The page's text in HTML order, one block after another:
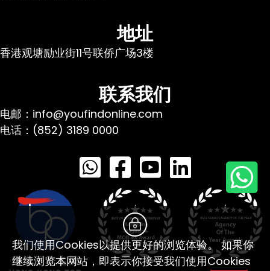
地址
香港观塘励业街11号联侨广场3楼
联系我们
电邮：info@youfindonline.com
电话：(852) 3189 0000
我们使用Cookies以提供更好的浏览体验。 如果你
继续浏览本网站，即表示你接受我们使用Cookies